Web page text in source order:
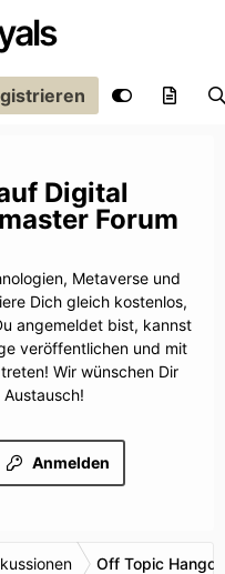
Digital
Forum
Metaverse und
Dich gleich kostenlos,
angemeldet bist, kannst
veröffentlichen und mit
Wir wünschen Dir
Anmelden
Off Topic